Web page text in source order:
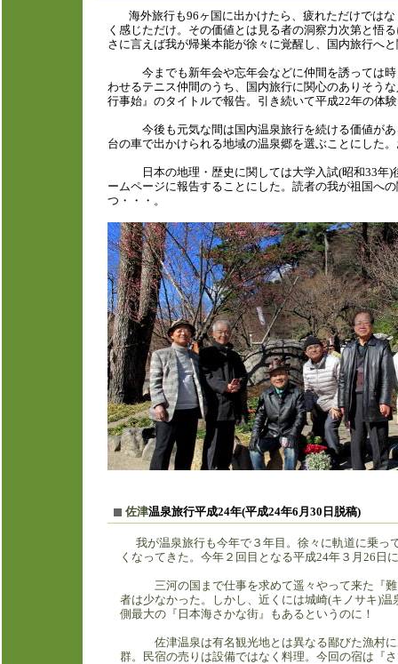
海外旅行も96ヶ国に出かけたら、疲れただけでは
く感じただけ。その価値とは見る者の洞察力次第と悟
さに言えば我が帰巣本能が徐々に覚醒し、国内旅行へ
今までも新年会や忘年会などに仲間を誘っては時々
わせるテニス仲間のうち、国内旅行に関心のありそう
行事始』のタイトルで報告。引き続いて平成22年の体
今後も元気な間は国内温泉旅行を続ける価値がある
台の車で出かけられる地域の温泉郷を選ぶことにした
日本の地理・歴史に関しては大学入試(昭和33年)後
ームページに報告することにした。読者の我が祖国へ
つ・・・。
佐津温泉旅行平成24年(平成24年6月30日脱稿)
我が温泉旅行も今年で３年目。徐々に軌道に乗っ
くなってきた。今年２回目となる平成24年３月26日
三河の国まで仕事を求めて遥々やって来た『難
者は少なかった。しかし、近くには城崎(キノサキ)
側最大の『日本海さかな街』もあるというのに！
佐津温泉は有名観光地とは異なる鄙びた漁村に
群。民宿の売りは設備ではなく料理。今回の宿は『